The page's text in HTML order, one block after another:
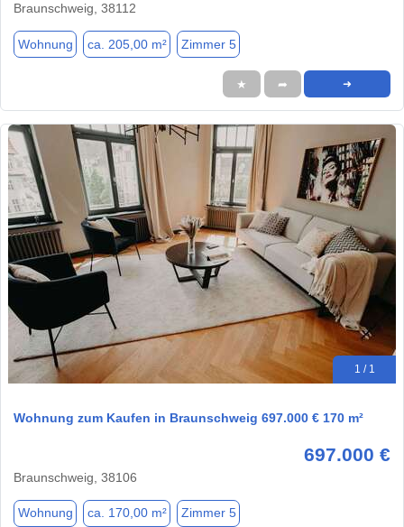
Braunschweig, 38112
Wohnung ca. 205,00 m² Zimmer 5
★ ➦ ➜
1 / 1
Wohnung zum Kaufen in Braunschweig 697.000 € 170 m²
697.000 €
Braunschweig, 38106
Wohnung ca. 170,00 m² Zimmer 5